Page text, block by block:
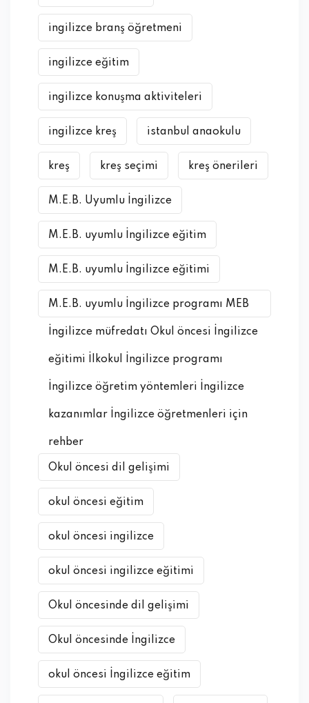
ingilizce branş öğretmeni
ingilizce eğitim
ingilizce konuşma aktiviteleri
ingilizce kreş istanbul anaokulu
kreş kreş seçimi kreş önerileri
M.E.B. Uyumlu İngilizce
M.E.B. uyumlu İngilizce eğitim
M.E.B. uyumlu İngilizce eğitimi
M.E.B. uyumlu İngilizce programı MEB
İngilizce müfredatı Okul öncesi İngilizce
eğitimi İlkokul İngilizce programı
İngilizce öğretim yöntemleri İngilizce
kazanımlar İngilizce öğretmenleri için
rehber
Okul öncesi dil gelişimi
okul öncesi eğitim
okul öncesi ingilizce
okul öncesi ingilizce eğitimi
Okul öncesinde dil gelişimi
Okul öncesinde İngilizce
okul öncesi İngilizce eğitim